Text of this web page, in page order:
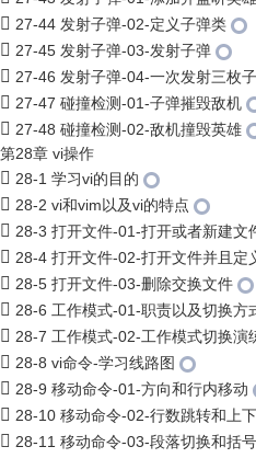
27-44 发射子弹-02-定义子弹类
27-45 发射子弹-03-发射子弹
27-46 发射子弹-04-一次发射三枚
27-47 碰撞检测-01-子弹摧毁敌机
27-48 碰撞检测-02-敌机撞毁英雄
第28章 vi操作
28-1 学习vi的目的
28-2 vi和vim以及vi的特点
28-3 打开文件-01-打开或者新建文
28-4 打开文件-02-打开文件并且定
28-5 打开文件-03-删除交换文件
28-6 工作模式-01-职责以及切换方
28-7 工作模式-02-工作模式切换演
28-8 vi命令-学习线路图
28-9 移动命令-01-方向和行内移动
28-10 移动命令-02-行数跳转和上
28-11 移动命令-03-段落切换和括